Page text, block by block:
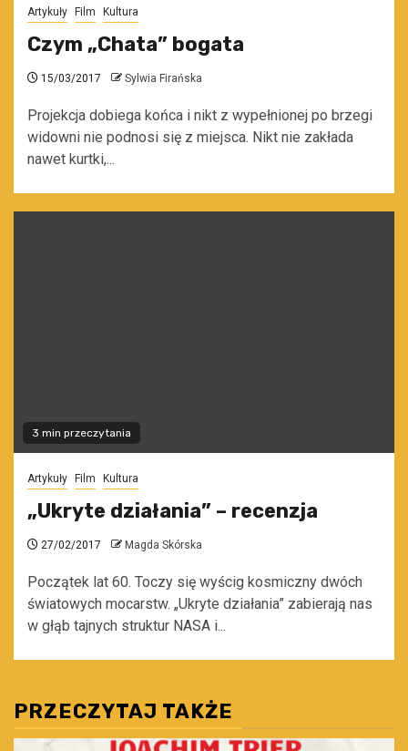
Artykuły Film Kultura
Czym „Chata” bogata
15/03/2017 Sylwia Firańska
Projekcja dobiega końca i nikt z wypełnionej po brzegi
widowni nie podnosi się z miejsca. Nikt nie zakłada
nawet kurtki,...
3 min przeczytania
Artykuły Film Kultura
„Ukryte działania” – recenzja
27/02/2017 Magda Skórska
Początek lat 60. Toczy się wyścig kosmiczny dwóch
światowych mocarstw. „Ukryte działania” zabierają nas
w głąb tajnych struktur NASA i...
PRZECZYTAJ TAKŻE